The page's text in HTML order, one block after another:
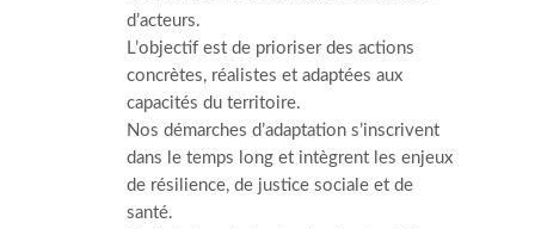
d’acteurs.
L’objectif est de prioriser des actions
concrètes, réalistes et adaptées aux
capacités du territoire.
Nos démarches d’adaptation s’inscrivent
dans le temps long et intègrent les enjeux
de résilience, de justice sociale et de
santé.